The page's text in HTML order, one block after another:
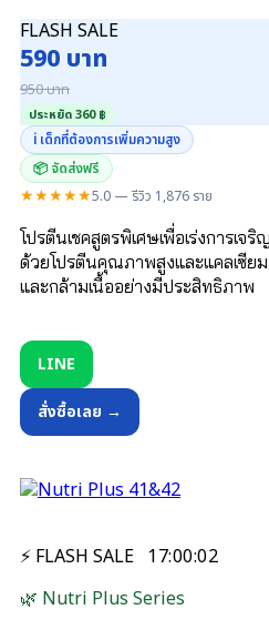
FLASH SALE
590 บาท
950 บาท
ประหยัด 360 ฿
ℹ️ เด็กที่ต้องการเพิ่มความสูง
📦 จัดส่งฟรี
★★★★★5.0 — รีวิว 1,876 ราย
โปรตีนเชคสูตรพิเศษเพื่อเร่งการเจ
ด้วยโปรตีนคุณภาพสูงและแคลเซีย
และกล้ามเนื้ออย่างมีประสิทธิภาพ
LINE
สั่งซื้อเลย →
⚡ FLASH SALE 17:00:01
🌿 Nutri Plus Series